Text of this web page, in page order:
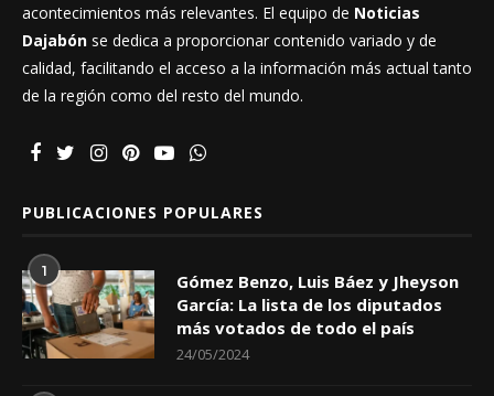
acontecimientos más relevantes. El equipo de Noticias
Dajabón se dedica a proporcionar contenido variado y de
calidad, facilitando el acceso a la información más actual tanto
de la región como del resto del mundo.
PUBLICACIONES POPULARES
1
Gómez Benzo, Luis Báez y Jheyson
García: La lista de los diputados
más votados de todo el país
24/05/2024